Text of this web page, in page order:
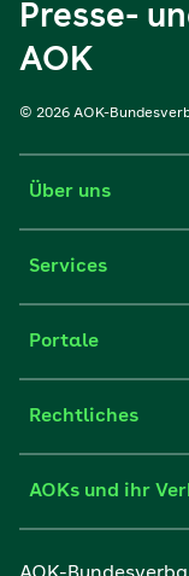
Presse-
AOK
© 2026 AOK-
Über uns
Services
Portale
Rechtliches
AOKs und ihr